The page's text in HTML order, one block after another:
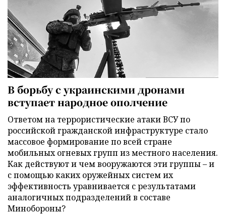
В борьбу с украинскими дронами
вступает народное ополчение
Ответом на террористические атаки ВСУ по
российской гражданской инфраструктуре стало
массовое формирование по всей стране
мобильных огневых групп из местного населения.
Как действуют и чем вооружаются эти группы – и
с помощью каких оружейных систем их
эффективность уравнивается с результатами
аналогичных подразделений в составе
Минобороны?